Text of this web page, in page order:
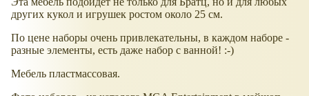
других кукол и игрушек ростом около 25 см.
По цене наборы очень привлекательны, в каждом наборе -
разные элементы, есть даже набор с ванной! :-)
Мебель пластмассовая.